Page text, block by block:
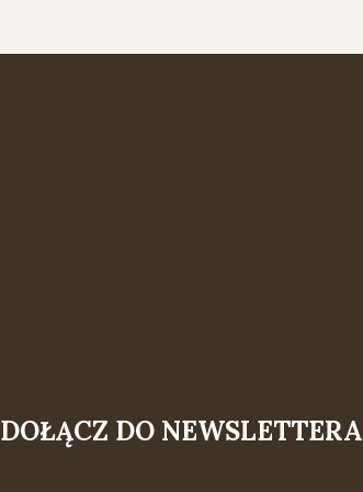
DOŁĄCZ DO NEWSLETTERA